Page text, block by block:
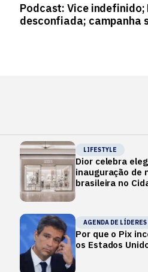
Podcast: Vice indefinido;
desconfiada; campanha
LIFESTYLE
Dior celebra
inauguração de
brasileira no
AGENDA DE LÍDERES
Por que o Pix
os Estados